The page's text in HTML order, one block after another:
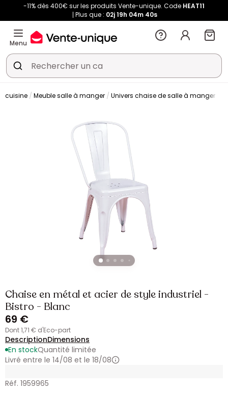
-11% dès 400€ sur les produits Vente-unique. Code HEAT11
Plus que : 02j 19h 04m 39s
Menu
cuisine Meuble salle à manger Univers chaise de salle à manger
Chaise en métal et acier de style industriel -
Bistro - Blanc
69 €
dont 1,71 € d'Eco-part
DescriptionDimensions
En stockQuantité limitée
Livré entre le 14/08 et le 18/08
Réf. 1959965